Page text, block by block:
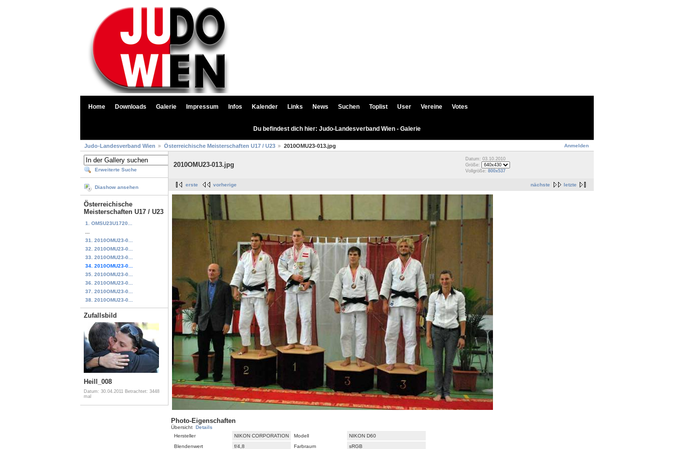
Home Downloads Galerie Impressum Infos Kalender Links News Suchen Toplist User Vereine Votes
Du befindest dich hier: Judo-Landesverband Wien - Galerie
Anmelden
Judo-Landesverband Wien Österreichische Meisterschaften U17 / U23 2010OMU23-013.jpg
Erweiterte Suche
Diashow ansehen
Österreichische
Meisterschaften U17 / U23
1. OMSU23U1720...
31. 2010OMU23-0...
32. 2010OMU23-0...
33. 2010OMU23-0...
34. 2010OMU23-0...
35. 2010OMU23-0...
36. 2010OMU23-0...
37. 2010OMU23-0...
38. 2010OMU23-0...
Zufallsbild
Heill_008
Datum: 30.04.2011 Betrachtet: 3448
mal
2010OMU23-013.jpg
Datum: 03.10.2010
Größe:
Vollgröße: 800x537
nächste letzte
erste vorherige
Photo-Eigenschaften
Übersicht Details
Hersteller
NIKON CORPORATION Modell
NIKON D60
Blendenwert
f/4,8 Farbraum sRGB